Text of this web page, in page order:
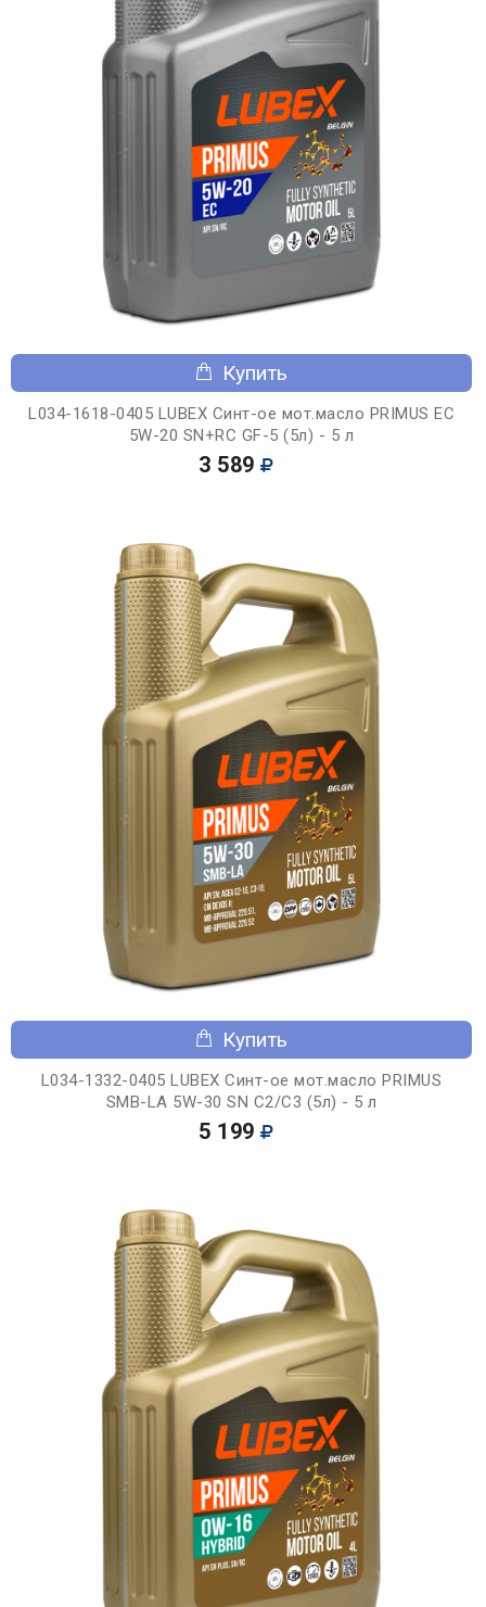
Купить
L034-1618-0405 LUBEX Синт-ое мот.масло PRIMUS EC
5W-20 SN+RC GF-5 (5л) - 5 л
3 589
Купить
L034-1332-0405 LUBEX Синт-ое мот.масло PRIMUS
SMB-LA 5W-30 SN C2/C3 (5л) - 5 л
5 199